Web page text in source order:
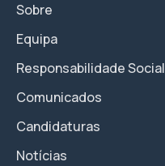
Sobre
Equipa
Responsabilidade Social
Comunicados
Candidaturas
Notícias